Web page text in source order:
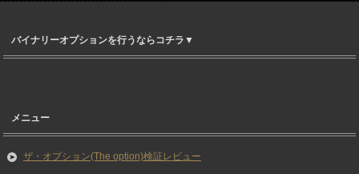
バイナリーオプションを行うならコチラ▼
メニュー
ザ・オプション(The option)検証レビュー